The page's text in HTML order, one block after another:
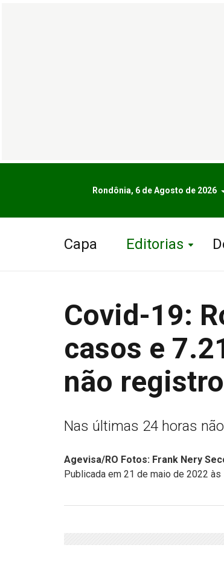
Rondônia, 6 de Agosto de 2026
Capa Editorias
Covid-19:
casos e
não
Nas últimas 24 horas
Agevisa/RO Fotos: Frank Nery
Publicada em 21 de maio de 2022 às